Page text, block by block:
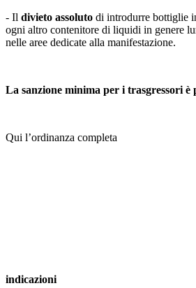
- Il divieto assoluto di introdurre bottiglie
ogni altro contenitore di liquidi in genere
nelle aree dedicate alla manifestazione.
La sanzione minima per i trasgressori è
Qui l’ordinanza completa
indicazioni